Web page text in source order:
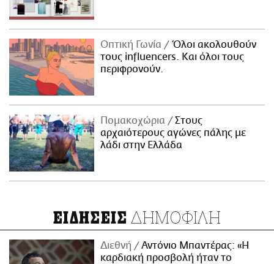
Οπτική Γωνία
Όλοι ακολουθούν
τους influencers. Και όλοι τους
περιφρονούν.
Πομακοχώρια
Στους
αρχαιότερους αγώνες πάλης με
λάδι στην Ελλάδα
ΕΙΔΗΣΕΙΣ ΔΗΜΟΦΙΛΗ
Διεθνή
Αντόνιο Μπαντέρας: «Η
καρδιακή προσβολή ήταν το